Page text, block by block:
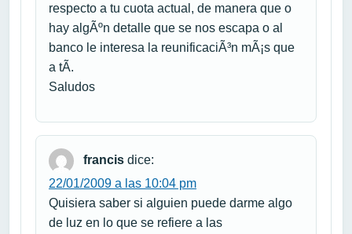
respecto a tu cuota actual, de manera que o
hay algÃºn detalle que se nos escapa o al
banco le interesa la reunificaciÃ³n mÃ¡s que
a tÃ­.
Saludos
francis dice:
22/01/2009 a las 10:04 pm
Quisiera saber si alguien puede darme algo
de luz en lo que se refiere a las